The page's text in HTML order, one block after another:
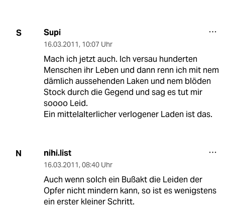
S Supi
16.03.2011, 10:07 Uhr
Mach ich jetzt auch. Ich versau hunderten
Menschen ihr Leben und dann renn ich mit nem
dämlich aussehenden Laken und nem blöden
Stock durch die Gegend und sag es tut mir
soooo Leid.
Ein mittelalterlicher verlogener Laden ist das.
N nihi.list
16.03.2011, 08:40 Uhr
Auch wenn solch ein Bußakt die Leiden der
Opfer nicht mindern kann, so ist es wenigstens
ein erster kleiner Schritt.